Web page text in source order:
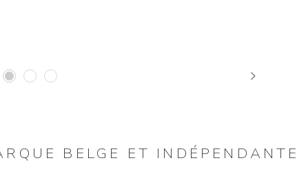
Next
BELGE ET INDÉPENDANTE